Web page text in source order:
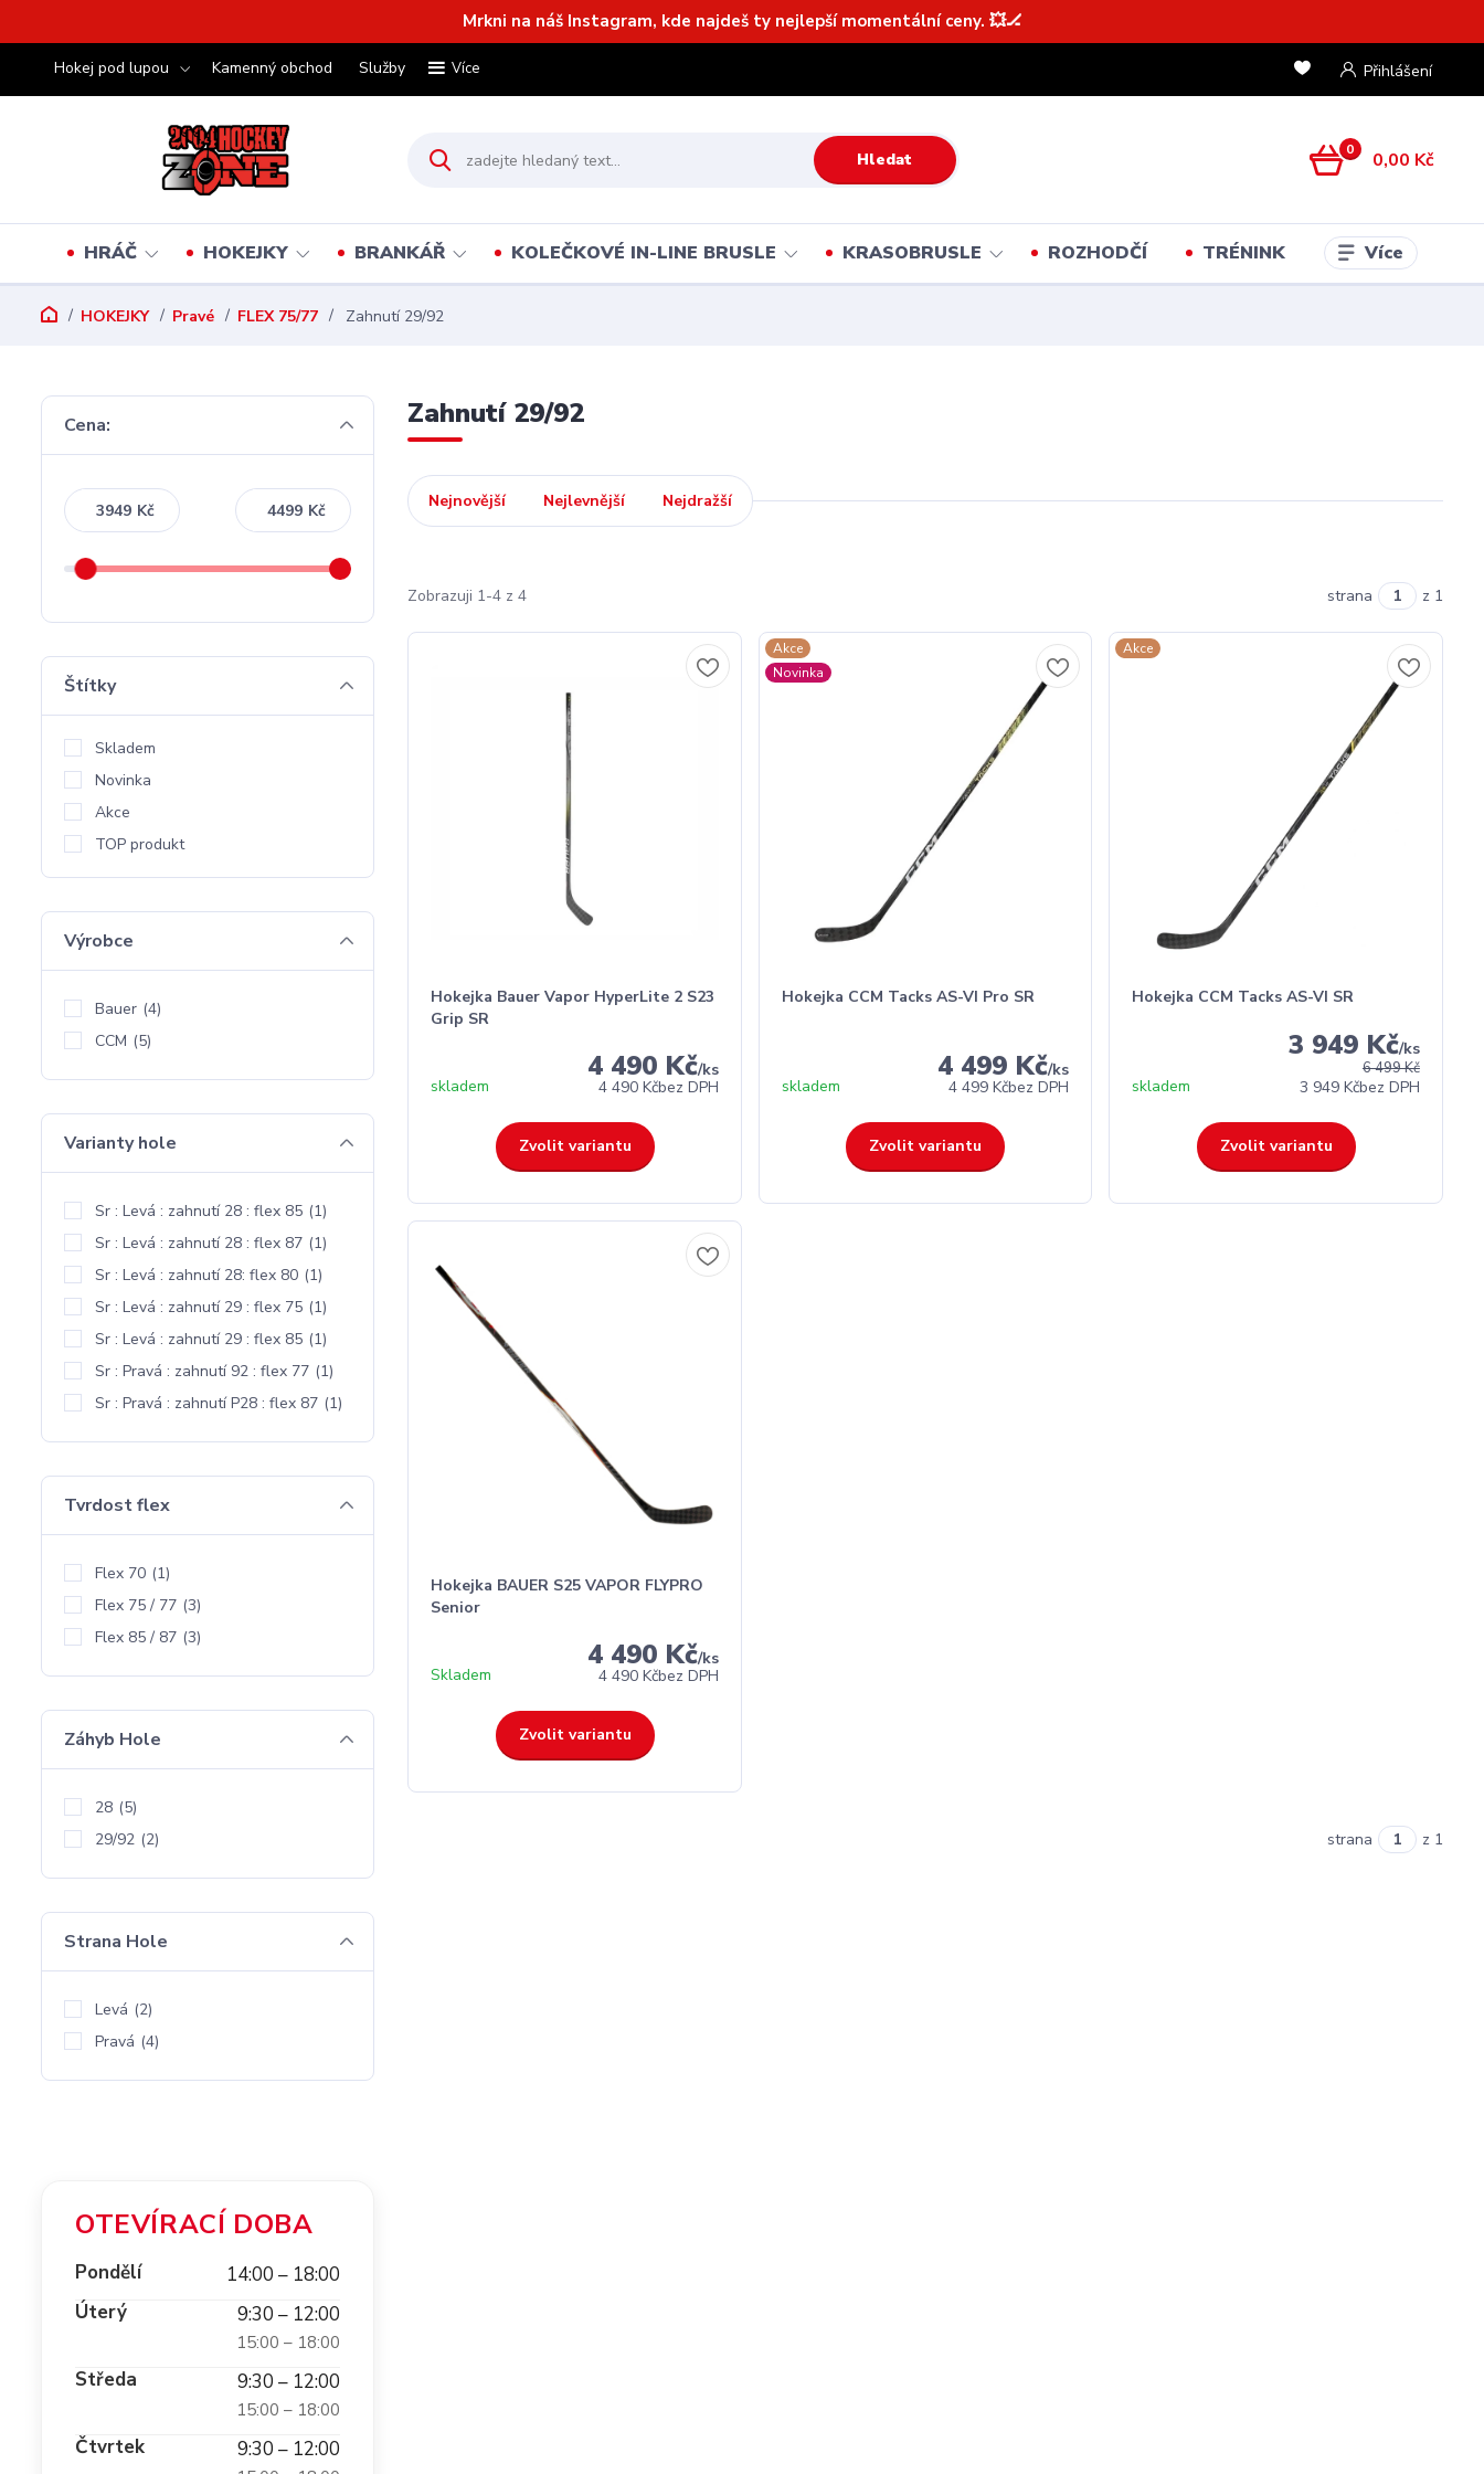
Mrkni na náš Instagram, kde najdeš ty nejlepší momentální ceny. 💥🏒
Hokej pod lupou Kamenný obchod Služby Více Přihlášení
Hledat 0 0,00 Kč
HRÁČ HOKEJKY BRANKÁŘ KOLEČKOVÉ IN-LINE BRUSLE KRASOBRUSLE ROZHODČÍ TRÉNINK Více
HOKEJKY Pravé FLEX 75/77 Zahnutí 29/92
Zahnutí 29/92
Nejnovější Nejlevnější Nejdražší
Zobrazuji 1-4 z 4 strana z 1
Hokejka Bauer Vapor HyperLite 2 S23
Grip SR
4 490 Kč/ks
4 490 Kčbez DPH
skladem
Zvolit variantu
Akce
Novinka
Hokejka CCM Tacks AS-VI Pro SR
4 499 Kč/ks
4 499 Kčbez DPH
skladem
Zvolit variantu
Akce
Hokejka CCM Tacks AS-VI SR
6 499 Kč
3 949 Kč/ks
3 949 Kčbez DPH
skladem
Zvolit variantu
Hokejka BAUER S25 VAPOR FLYPRO
Senior
4 490 Kč/ks
4 490 Kčbez DPH
Skladem
Zvolit variantu
strana z 1
Cena:
Kč Kč
Štítky
Skladem
Novinka
Akce
TOP produkt
Výrobce
Bauer (4)
CCM (5)
Varianty hole
Sr : Levá : zahnutí 28 : flex 85 (1)
Sr : Levá : zahnutí 28 : flex 87 (1)
Sr : Levá : zahnutí 28: flex 80 (1)
Sr : Levá : zahnutí 29 : flex 75 (1)
Sr : Levá : zahnutí 29 : flex 85 (1)
Sr : Pravá : zahnutí 92 : flex 77 (1)
Sr : Pravá : zahnutí P28 : flex 87 (1)
Tvrdost flex
Flex 70 (1)
Flex 75 / 77 (3)
Flex 85 / 87 (3)
Záhyb Hole
28 (5)
29/92 (2)
Strana Hole
Levá (2)
Pravá (4)
OTEVÍRACÍ DOBA
Pondělí
14:00 – 18:00
Úterý
9:30 – 12:00
15:00 – 18:00
Středa 9:30 – 12:00
15:00 – 18:00
Čtvrtek 9:30 – 12:00